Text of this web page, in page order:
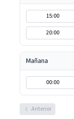
15:00
20:00
Mañana
00:00
Anterior